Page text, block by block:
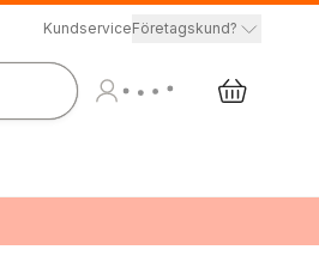
KundserviceFöretagskund?